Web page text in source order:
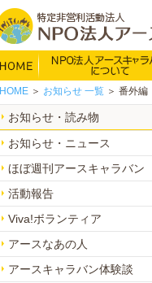
主な活動内容
活動報告
団体概要
会員のご案内
希望の火の歴史
HOME ＞ お知らせ 一覧 ＞ 番外
お知らせ・読み物
お知らせ・ニュース
ほぼ週刊アースキャラバン
活動報告
Viva!ボランティア
アースなあの人
アースキャラバン体験談